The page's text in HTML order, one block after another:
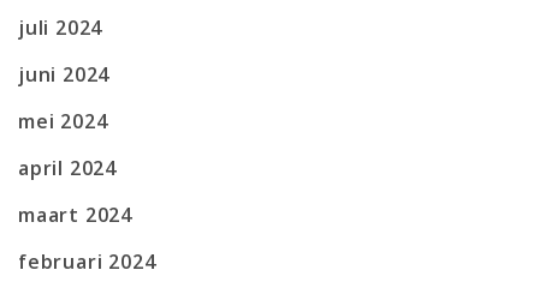
juli 2024
juni 2024
mei 2024
april 2024
maart 2024
februari 2024